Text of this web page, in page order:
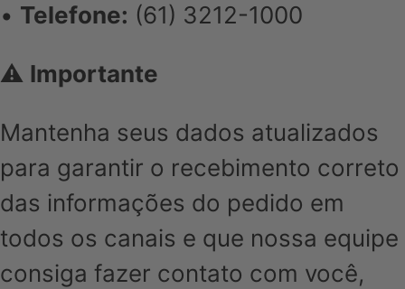
• Telefone: (61) 3212-1000
⚠️ Importante
Mantenha seus dados atualizados
para garantir o recebimento correto
das informações do pedido em
todos os canais e que nossa equipe
consiga fazer contato com você,